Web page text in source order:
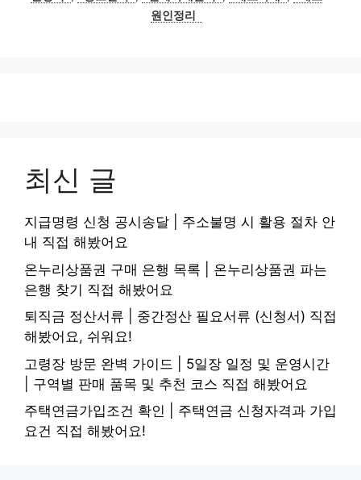
원인정리
최신 글
지급명령 신청 공시송달 | 주소불명 시 활용 절차 안
내 직접 해봤어요
온누리상품권 구매 은행 목록 | 온누리상품권 파는
은행 찾기 직접 해봤어요
퇴직금 정산서류 | 중간정산 필요서류 (신청서) 직접
해봤어요, 쉬워요!
고령장 방문 완벽 가이드 | 5일장 일정 및 운영시간
| 구역별 판매 품목 및 추천 코스 직접 해봤어요
주택연금가입조건 확인 | 주택연금 신청자격과 가입
요건 직접 해봤어요!